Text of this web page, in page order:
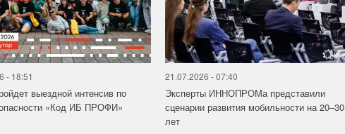
- 18:51
выездной интенсив по
«Код ИБ ПРОФИ»
21.07.2026 - 07:40
Эксперты ИННОПРОМа представили
сценарии развития мобильности на 20–30
лет